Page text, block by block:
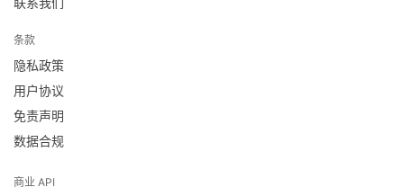
条款
隐私政策
用户协议
免责声明
数据合规
商业 API